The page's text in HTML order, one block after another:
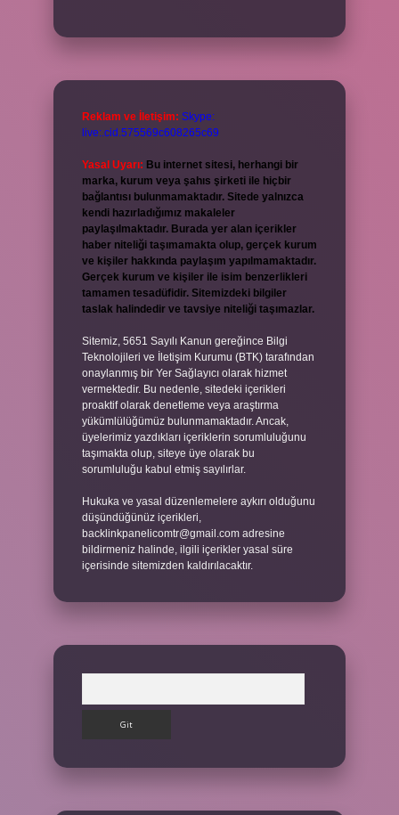
Reklam ve İletişim: Skype:
live:.cid.575569c608265c69
Yasal Uyarı: Bu internet sitesi, herhangi bir
marka, kurum veya şahıs şirketi ile hiçbir
bağlantısı bulunmamaktadır. Sitede yalnızca
kendi hazırladığımız makaleler
paylaşılmaktadır. Burada yer alan içerikler
haber niteliği taşımamakta olup, gerçek kurum
ve kişiler hakkında paylaşım yapılmamaktadır.
Gerçek kurum ve kişiler ile isim benzerlikleri
tamamen tesadüfidir. Sitemizdeki bilgiler
taslak halindedir ve tavsiye niteliği taşımazlar.
Sitemiz, 5651 Sayılı Kanun gereğince Bilgi
Teknolojileri ve İletişim Kurumu (BTK) tarafından
onaylanmış bir Yer Sağlayıcı olarak hizmet
vermektedir. Bu nedenle, sitedeki içerikleri
proaktif olarak denetleme veya araştırma
yükümlülüğümüz bulunmamaktadır. Ancak,
üyelerimiz yazdıkları içeriklerin sorumluluğunu
taşımakta olup, siteye üye olarak bu
sorumluluğu kabul etmiş sayılırlar.
Hukuka ve yasal düzenlemelere aykırı olduğunu
düşündüğünüz içerikleri,
backlinkpanelicomtr@gmail.com adresine
bildirmeniz halinde, ilgili içerikler yasal süre
içerisinde sitemizden kaldırılacaktır.